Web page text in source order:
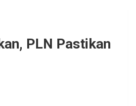
PLN Pastikan